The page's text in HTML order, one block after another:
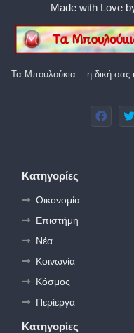
Made with Love
Τα Μπουλούκια... η δική σας
Κατηγορίες
Οικονομία
Επιστήμη
Νέα
Κοινωνία
Κόσμος
Περίεργα
Κατηγορίες